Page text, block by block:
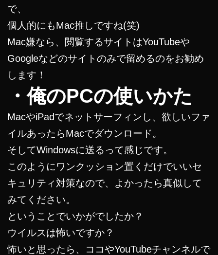
で、
個人的にもMac推しですね(笑)
Mac嫌なら、閲覧するサイトはYouTubeや
Googleなどのサイトのみで留めるのをお勧め
します！
・俺のPCの使いかた
MacやiPadでネットサーフィンし、欲しいファ
イルあったらMacでダウンロード。
そしてWindowsに送るって感じです。
このようにワンクッション置くだけでいいセ
キュリティ対策なので、よかったら真似して
みてください。
ということでいかがでしたか？
ウイルスは怖いですか？
怖いと思ったら、ココやYouTubeチャンネルで